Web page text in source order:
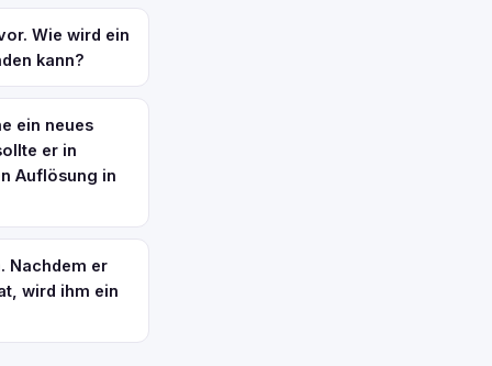
Wie wird ein
kann?
ein neues
er in
Auflösung in
Nachdem er
wird ihm ein